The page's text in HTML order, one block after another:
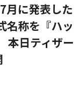
月に発表した
名称を『ハッ
本日ティザー